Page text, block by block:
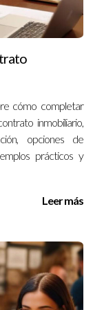
o bajando el
con el
reportes son
a tus clientes.
propiedades
entender
cómo completar
inmobiliario,
opciones de
prácticos y
Leer más